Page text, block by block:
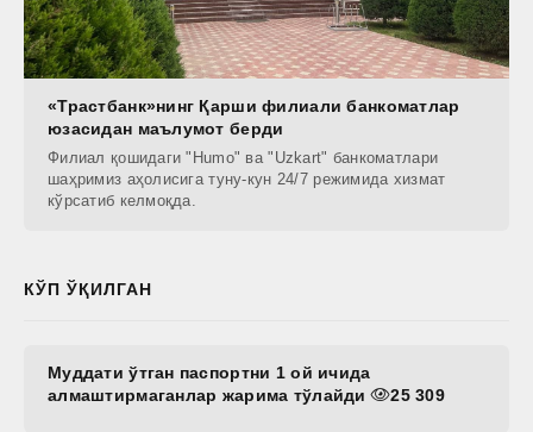
«Трастбанк»нинг Қарши филиали банкоматлар
юзасидан маълумот берди
Филиал қошидаги "Humo" ва "Uzkart" банкоматлари
шаҳримиз аҳолисига туну-кун 24/7 режимида хизмат
кўрсатиб келмоқда.
КЎП ЎҚИЛГАН
Муддати ўтган паспортни 1 ой ичида
алмаштирмаганлар жарима тўлайди
25 309